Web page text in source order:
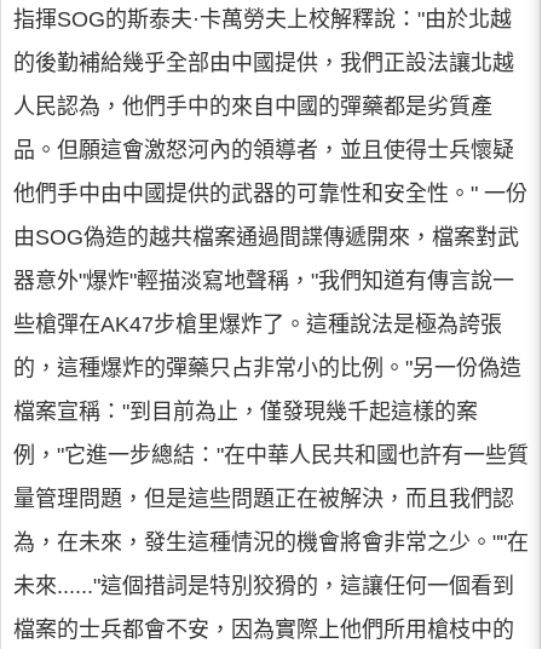
指揮SOG的斯泰夫·卡萬勞夫上校解釋說："由於北越
的後勤補給幾乎全部由中國提供，我們正設法讓北越
人民認為，他們手中的來自中國的彈藥都是劣質產
品。但願這會激怒河內的領導者，並且使得士兵懷疑
他們手中由中國提供的武器的可靠性和安全性。" 一份
由SOG偽造的越共檔案通過間諜傳遞開來，檔案對武
器意外"爆炸"輕描淡寫地聲稱，"我們知道有傳言說一
些槍彈在AK47步槍里爆炸了。這種說法是極為誇張
的，這種爆炸的彈藥只占非常小的比例。"另一份偽造
檔案宣稱："到目前為止，僅發現幾千起這樣的案
例，"它進一步總結："在中華人民共和國也許有一些質
量管理問題，但是這些問題正在被解決，而且我們認
為，在未來，發生這種情況的機會將會非常之少。""在
未來......"這個措詞是特別狡猾的，這讓任何一個看到
檔案的士兵都會不安，因為實際上他們所用槍枝中的